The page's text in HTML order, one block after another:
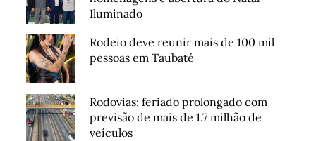
Iluminado
Rodeio deve reunir mais de 100 mil
pessoas em Taubaté
Rodovias: feriado prolongado com
previsão de mais de 1.7 milhão de
veículos